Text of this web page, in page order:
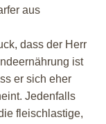
aus
dass der Herr
ist
er sich eher
Jedenfalls
fleischlastige,